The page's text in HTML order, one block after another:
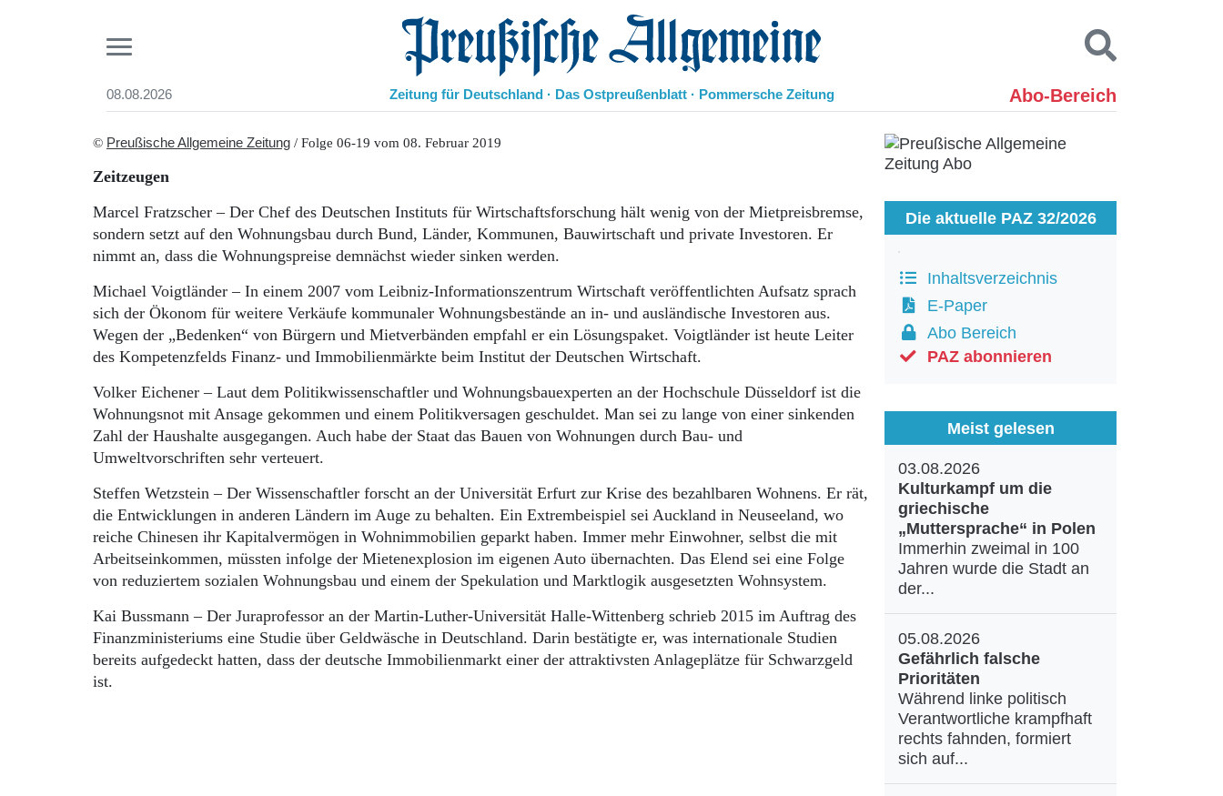
08.08.2026 Preußische Allgemeine Zeitung
Zeitung für Deutschland · Das Ostpreußenblatt · Pommersche Zeitung Abo-Bereich
Start
Aktuelle Ausgabe
Abonnenten-Login
Abonnent werden
Abo Prämien
Archiv
Mediadaten
Panorama
Gesellschaft
Leben
Ostpreußen
Pommern
Berlin-Brandenburg
Schlesien
Danzig und Westpreußen
Bücher
Kontakt
Suchen und finden
© Preußische Allgemeine Zeitung / Folge 06-19 vom 08. Februar 2019
Zeitzeugen
Marcel Fratzscher – Der Chef des Deutschen Instituts für Wirtschaftsforschung hält wenig von der Mietpreisbremse,
sondern setzt auf den Wohnungsbau durch Bund, Länder, Kommunen, Bauwirtschaft und private Investoren. Er
nimmt an, dass die Wohnungspreise demnächst wieder sinken werden.
Michael Voigtländer – In einem 2007 vom Leibniz-Informationszentrum Wirtschaft veröffentlichten Aufsatz sprach
sich der Ökonom für weitere Verkäufe kommunaler Wohnungsbestände an in- und ausländische Investoren aus.
Wegen der „Bedenken“ von Bürgern und Mietverbänden empfahl er ein Lösungspaket. Voigtländer ist heute Leiter
des Kompetenzfelds Finanz- und Immobilienmärkte beim Institut der Deutschen Wirtschaft.
Volker Eichener – Laut dem Politikwissenschaftler und Wohnungsbauexperten an der Hochschule Düsseldorf ist die
Wohnungsnot mit Ansage gekommen und einem Politikversagen geschuldet. Man sei zu lange von einer sinkenden
Zahl der Haushalte ausgegangen. Auch habe der Staat das Bauen von Wohnungen durch Bau- und
Umweltvorschriften sehr verteuert.
Steffen Wetzstein – Der Wissenschaftler forscht an der Universität Erfurt zur Krise des bezahlbaren Wohnens. Er rät,
die Entwicklungen in anderen Ländern im Auge zu behalten. Ein Extrembeispiel sei Auckland in Neuseeland, wo
reiche Chinesen ihr Kapitalvermögen in Wohnimmobilien geparkt haben. Immer mehr Einwohner, selbst die mit
Arbeitseinkommen, müssten infolge der Mietenexplosion im eigenen Auto übernachten. Das Elend sei eine Folge
von reduziertem sozialen Wohnungsbau und einem der Spekulation und Marktlogik ausgesetzten Wohnsystem.
Kai Bussmann – Der Juraprofessor an der Martin-Luther-Universität Halle-Wittenberg schrieb 2015 im Auftrag des
Finanzministeriums eine Studie über Geldwäsche in Deutschland. Darin bestätigte er, was internationale Studien
bereits aufgedeckt hatten, dass der deutsche Immobilienmarkt einer der attraktivsten Anlageplätze für Schwarzgeld
ist.
Die aktuelle PAZ 32/2026
Inhaltsverzeichnis
E-Paper
Abo Bereich
PAZ abonnieren
Meist gelesen
03.08.2026
Kulturkampf um die
griechische
„Muttersprache“ in Polen
Immerhin zweimal in 100
Jahren wurde die Stadt an
der...
05.08.2026
Gefährlich falsche
Prioritäten
Während linke politisch
Verantwortliche krampfhaft
rechts fahnden, formiert
sich auf...